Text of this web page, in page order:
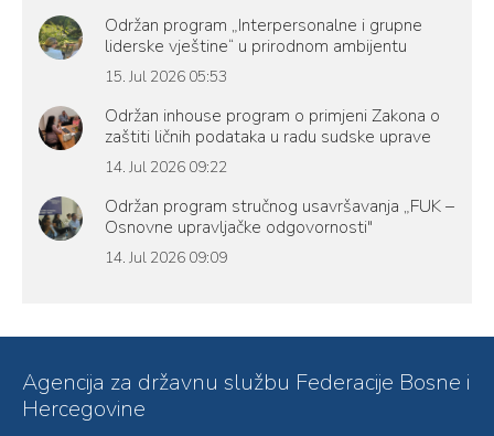
Održan program „Interpersonalne i grupne
liderske vještine“ u prirodnom ambijentu
15. Jul 2026 05:53
Održan inhouse program o primjeni Zakona o
zaštiti ličnih podataka u radu sudske uprave
14. Jul 2026 09:22
Održan program stručnog usavršavanja „FUK –
Osnovne upravljačke odgovornosti"
14. Jul 2026 09:09
Agencija za državnu službu Federacije Bosne i
Hercegovine